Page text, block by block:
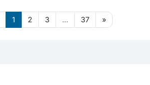
1 2 3 ... 37 »